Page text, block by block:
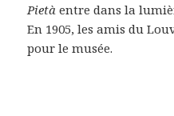
Pietàentre dans la
En 1905, les amis du
pour le musée.